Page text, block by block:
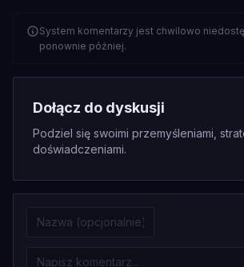
System komentarzy jest chwilowo
ponownie później.
Dołącz do dyskusji
Podziel się swoimi przemyśleniami,
doświadczeniami.